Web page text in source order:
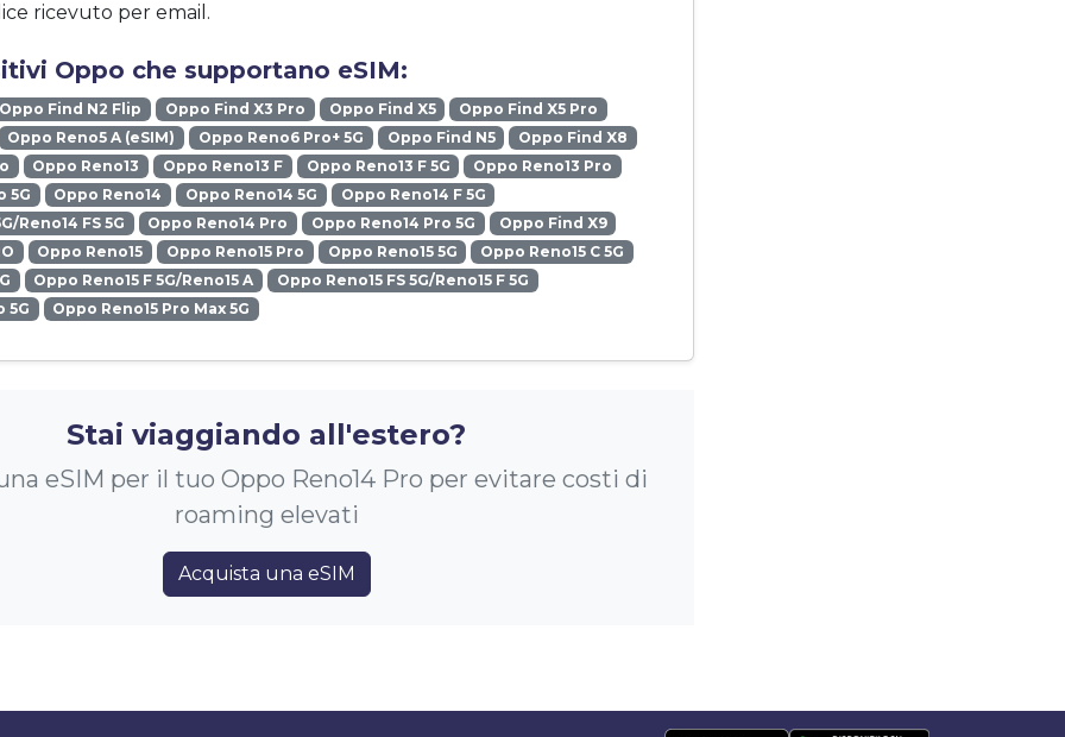
ricevuto per email.
Oppo che supportano eSIM:
Oppo Find N2 Flip Oppo Find X3 Pro Oppo Find X5
Oppo Find X5 Pro
Oppo Reno5 A (eSIM) Oppo Reno6 Pro+ 5G Oppo Find N5
Oppo Find X8
Oppo Reno13 Oppo Reno13 F Oppo Reno13 F 5G
Oppo Reno13 Pro
5G
Oppo Reno14 Oppo Reno14 5G
Oppo Reno14 F 5G
Reno14 FS 5G
Oppo Reno14 Pro Oppo Reno14 Pro 5G
Oppo Find X9
Oppo Reno15 Oppo Reno15 Pro Oppo Reno15 5G
Oppo Reno15 C 5G
Oppo Reno15 F 5G/Reno15 A
Oppo Reno15 FS 5G/Reno15 F 5G
5G
Oppo Reno15 Pro Max 5G
Stai viaggiando all'estero?
eSIM per il tuo Oppo Reno14 Pro per evitare costi di
roaming elevati
Acquista una eSIM